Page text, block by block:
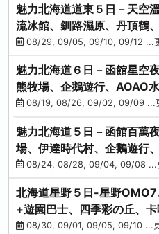
魅力北海道道東５日－天空
流冰館、釧路濕原、丹頂鶴
到飽08/29, 09/05, 09/10, 09/12 ...
魅力北海道６日－函館星空
熊牧場、企鵝遊行、AOAO
蟹吃到飽
08/19, 08/26, 09/02, 09/09 ...
魅力北海道５日－函館百萬
場、伊達時代村、企鵝遊行
人氣NO1小丑漢堡
08/24, 08/28, 09/04, 09/08 ...
北海道星野５日-星野
+遊園巴士、四季彩の丘、
池、螃蟹吃到飽
08/30, 09/01, 09/05, 09/10 ...